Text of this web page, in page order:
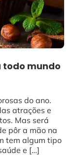
todo mundo
do ano.
atrações e
Mas será
pôr a mão na
tem algum tipo
e […]